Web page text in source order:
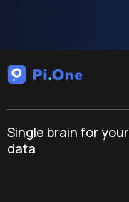
Single brain for your
data